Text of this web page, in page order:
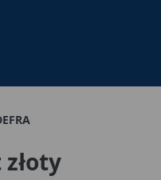
Spacja – otwórz/